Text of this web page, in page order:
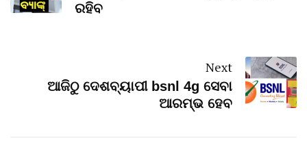
ରହିବ
Next
ଆଜିଠୁ ଦେଶବ୍ୟାପୀ bsnl 4g ସେବା
ଆରମ୍ଭ ହେବ